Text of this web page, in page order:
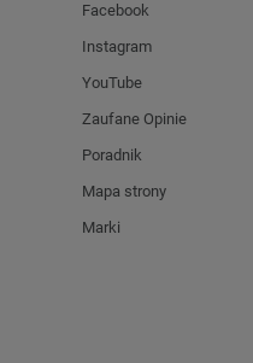
Facebook
Instagram
YouTube
Zaufane Opinie
Poradnik
Mapa strony
Marki